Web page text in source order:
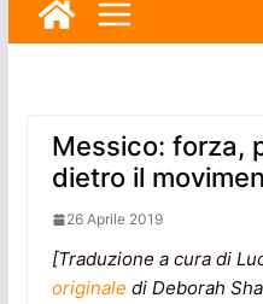
Messico: forza,
dietro il
26 Aprile 2019
[Traduzione a cura di
originale di Deborah